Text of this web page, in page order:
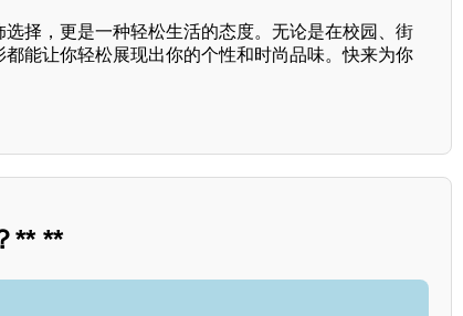
择，更是一种轻松生活的态度。无论是在校园、街
能让你轻松展现出你的个性和时尚品味。快来为你
** **